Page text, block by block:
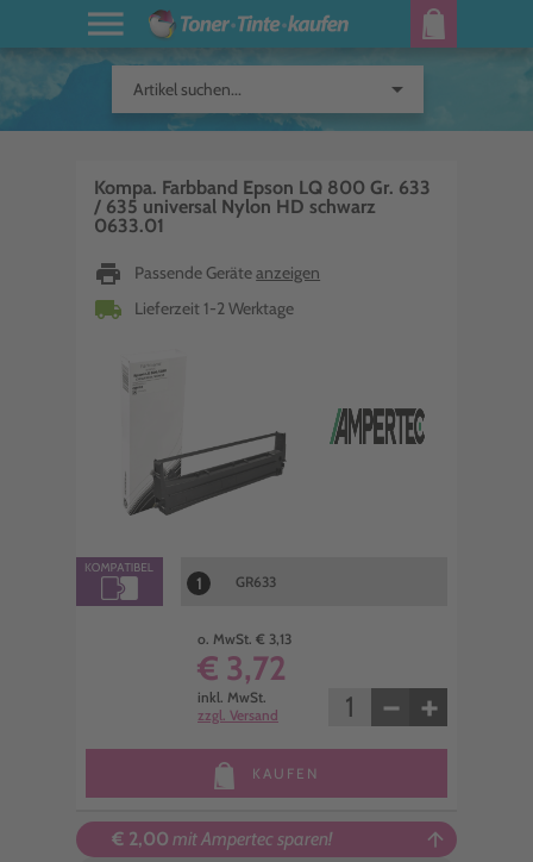
Artikel suchen... arrow_drop_down
Kompa. Farbband Epson LQ 800 Gr. 633
/ 635 universal Nylon HD schwarz
0633.01
print Passende Geräteanzeigen
local_shipping Lieferzeit 1-2 Werktage
1 GR633
o. MwSt. € 3,13
€ 3,72
inkl. MwSt.
zzgl. Versand
− +
KAUFEN
€ 2,00 mit Ampertec sparen! arrow_upward